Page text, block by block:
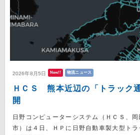
2026年8月5日 New!! 物流ニュース
ＨＣＳ 熊本近辺の「トラック
開
日野コンピューターシステム（ＨＣＳ、
市）は４日、ＨＰに日野自動車製大型ト